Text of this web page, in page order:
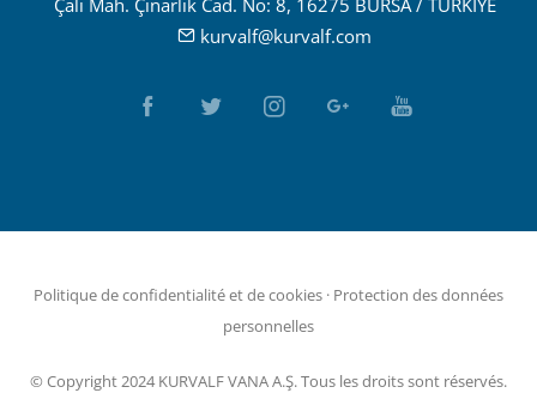
kurvalf@kurvalf.com
Politique de confidentialité et de cookies · Protection des données
personnelles
© Copyright 2024 KURVALF VANA A.Ş. Tous les droits sont réservés.